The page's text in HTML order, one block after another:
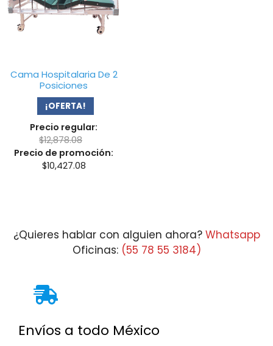
Cama Hospitalaria De 2
Posiciones
¡OFERTA!
Precio regular:
$12,878.08
Precio de promoción:
$10,427.08
¿Quieres hablar con alguien ahora? Whatsapp
Oficinas: (55 78 55 3184)
Envíos a todo México